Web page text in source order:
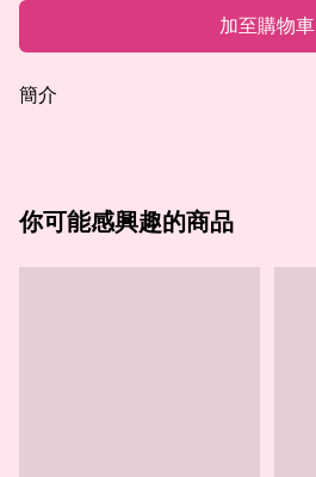
加至購物車
簡介
你可能感興趣的商品